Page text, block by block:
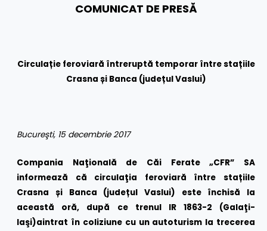
COMUNICAT DE PRESĂ
Circulație feroviară întreruptă temporar între stațiile
Crasna și Banca (județul Vaslui)
Bucureşti, 15 decembrie 2017
Compania Naţională de Căi Ferate „CFR” SA
informează că circulaţia feroviară între stațiile
Crasna și Banca (județul Vaslui) este închisă la
această oră, după ce trenul IR 1863-2 (Galaţi-
Iaşi)aintrat în coliziune cu un autoturism la trecerea